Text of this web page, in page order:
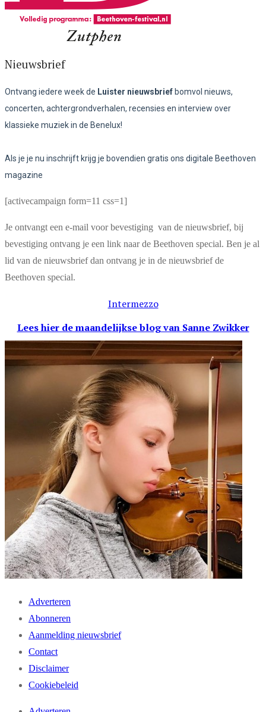
Nieuwsbrief
Ontvang iedere week de Luister nieuwsbrief bomvol nieuws,
concerten, achtergrondverhalen, recensies en interview over
klassieke muziek in de Benelux!
Als je je nu inschrijft krijg je bovendien gratis ons digitale Beethoven
magazine
[activecampaign form=11 css=1]
Je ontvangt een e-mail voor bevestiging van de nieuwsbrief, bij
bevestiging ontvang je een link naar de Beethoven special. Ben je al
lid van de nieuwsbrief dan ontvang je in de nieuwsbrief de
Beethoven special.
Intermezzo
Lees hier de maandelijkse blogvan Sanne Zwikker
Adverteren
Abonneren
Aanmelding nieuwsbrief
Contact
Disclaimer
Cookiebeleid